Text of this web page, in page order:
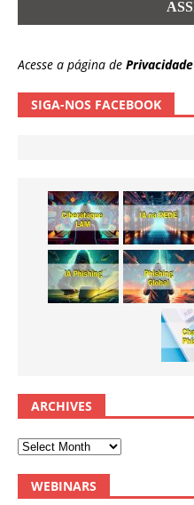
Acesse a página de Privacidade
SIGA-NOS FACEBOOK
ARCHIVES
WEBINARS